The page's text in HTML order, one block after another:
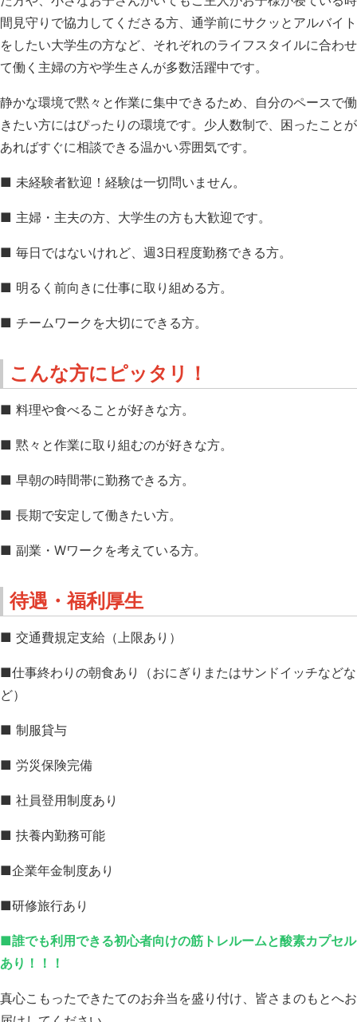
間見守りで協力してくださる方、通学前にサクッとアルバイト
をしたい大学生の方など、それぞれのライフスタイルに合わせ
て働く主婦の方や学生さんが多数活躍中です。
静かな環境で黙々と作業に集中できるため、自分のペースで働
きたい方にはぴったりの環境です。少人数制で、困ったことが
あればすぐに相談できる温かい雰囲気です。
■ 未経験者歓迎！経験は一切問いません。
■ 主婦・主夫の方、大学生の方も大歓迎です。
■ 毎日ではないけれど、週3日程度勤務できる方。
■ 明るく前向きに仕事に取り組める方。
■ チームワークを大切にできる方。
こんな方にピッタリ！
■ 料理や食べることが好きな方。
■ 黙々と作業に取り組むのが好きな方。
■ 早朝の時間帯に勤務できる方。
■ 長期で安定して働きたい方。
■ 副業・Wワークを考えている方。
待遇・福利厚生
■ 交通費規定支給（上限あり）
■仕事終わりの朝食あり（おにぎりまたはサンドイッチなどな
ど）
■ 制服貸与
■ 労災保険完備
■ 社員登用制度あり
■ 扶養内勤務可能
■企業年金制度あり
■研修旅行あり
■誰でも利用できる初心者向けの筋トレルームと酸素カプセル
あり！！！
真心こもったできたてのお弁当を盛り付け、皆さまのもとへお